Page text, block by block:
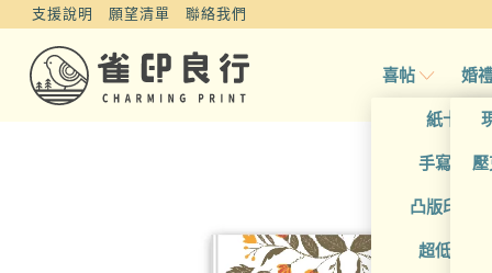
支援說明 願望清單 聯絡我們
喜帖
紙卡喜帖
手寫風喜
凸版印刷
超低價喜
婚